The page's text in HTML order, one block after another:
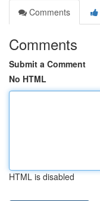
Comments
Comments
Submit a Comment
No HTML
HTML is disabled